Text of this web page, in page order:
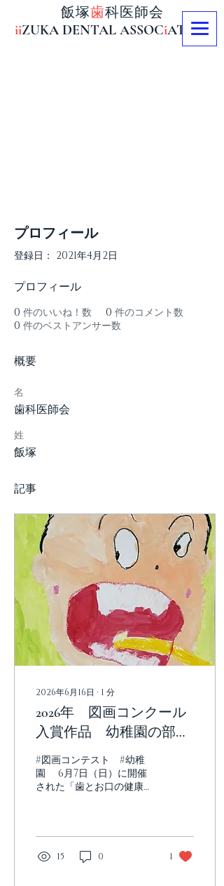
飯塚歯科医師会
iiZUKA DENTAL ASSOCiAT ON
プロフィール
登録日： 2021年4月2日
プロフィール
0 件のいいね！数 0 件のコメント数
0 件のベストアンサー数
概要
名
歯科医師会
姓
飯塚
記事
2026年6月16日 ∙ 1 分
2026年 図画コンクール
入賞作品 幼稚園の部
by学校歯科医会
#図画コンテスト #幼稚
園 6月7日（日）に開催
された「歯とお口の健康を
会長
賞 碓井ひかり幼稚園
しらつち ゆあ
15 0 1